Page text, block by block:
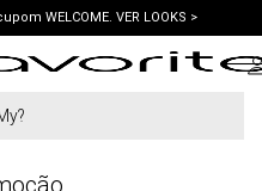
WELCOME. VER LOOKS >
APROVEITAR >